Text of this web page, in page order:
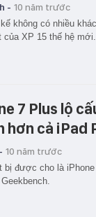
- 10 năm trước
không có nhiều
của XP 15 thế hệ mới.
7 Plus lộ
hơn cả iPad
10 năm trước
bị được cho là